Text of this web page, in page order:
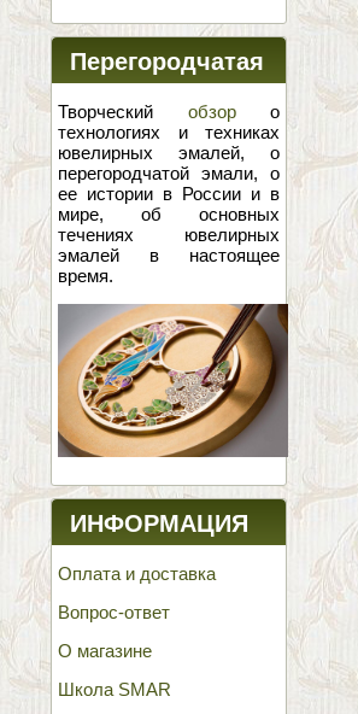
Перегородчатая
эмаль
Творческий обзоро
технологиях и техниках
ювелирных эмалей, о
перегородчатой эмали, о
ее истории в России и в
мире, об основных
течениях ювелирных
эмалей в настоящее
время.
ИНФОРМАЦИЯ
Оплата и доставка
Вопрос-ответ
О магазине
Школа SMAR